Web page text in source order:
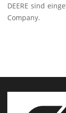
DEERE sind
Company.